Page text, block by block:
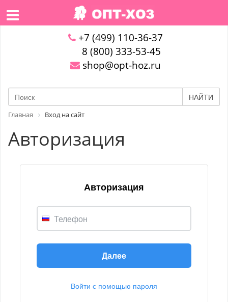
+7 (499) 110-36-37
8 (800) 333-53-45
shop@opt-hoz.ru
НАЙТИ
Главная Вход на сайт
Авторизация
Авторизация
Телефон
Далее
Войти с помощью пароля